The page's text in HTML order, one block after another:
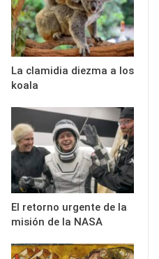
La clamidia diezma a los
koala
El retorno urgente de la
misión de la NASA